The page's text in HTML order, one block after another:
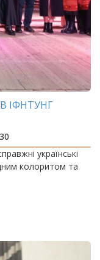
ІФНТУНГ
українські
колоритом та